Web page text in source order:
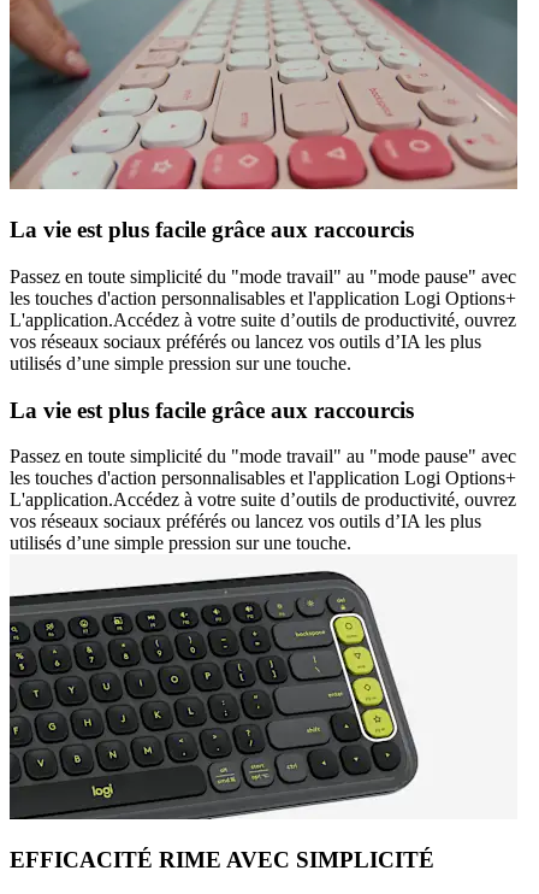
La vie est plus facile grâce aux raccourcis
Passez en toute simplicité du "mode travail" au "mode pause" avec
les touches d'action personnalisables et l'application Logi Options+
L'application.Accédez à votre suite d’outils de productivité, ouvrez
vos réseaux sociaux préférés ou lancez vos outils d’IA les plus
utilisés d’une simple pression sur une touche.
La vie est plus facile grâce aux raccourcis
Passez en toute simplicité du "mode travail" au "mode pause" avec
les touches d'action personnalisables et l'application Logi Options+
L'application.Accédez à votre suite d’outils de productivité, ouvrez
vos réseaux sociaux préférés ou lancez vos outils d’IA les plus
utilisés d’une simple pression sur une touche.
EFFICACITÉ RIME AVEC SIMPLICITÉ